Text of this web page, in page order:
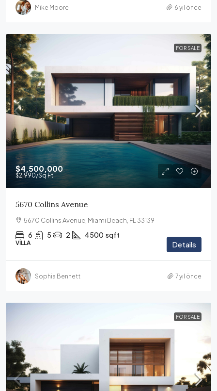
Mike Moore 6 yıl önce
FOR SALE
$4,500,000
$2,990/Sq Ft
5670 Collins Avenue
5670 Collins Avenue, Miami Beach, FL 33139
6 5 2 4500 sqft
VILLA Details
Sophia Bennett 7 yıl önce
FOR SALE